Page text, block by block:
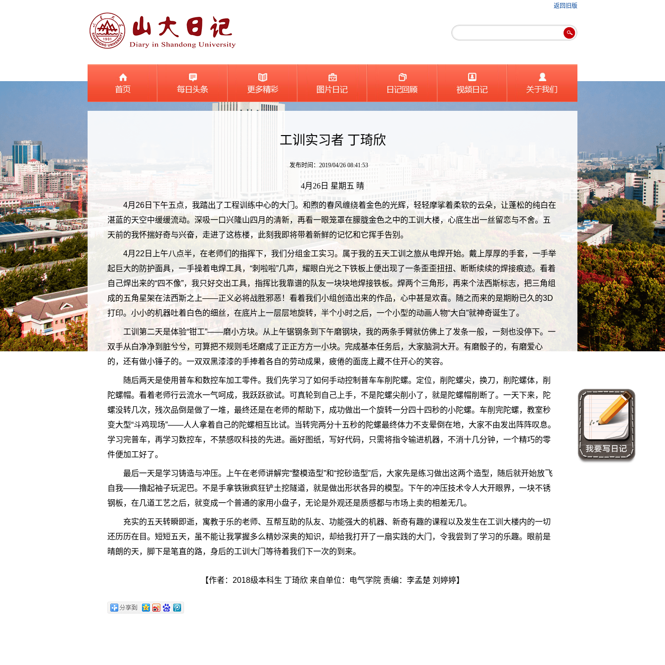
返回旧版
工训实习者 丁琦欣
发布时间：2019/04/26 08:41:53
4月26日 星期五 晴
4月26日下午五点，我踏出了工程训练中心的大门。和煦的春风缠绕着金色的光辉，轻轻摩挲着柔软的云朵，让蓬松的纯白在
湛蓝的天空中缓缓流动。深吸一口兴隆山四月的清新，再看一眼笼罩在朦胧金色之中的工训大楼，心底生出一丝留恋与不舍。五
天前的我怀揣好奇与兴奋，走进了这栋楼，此刻我即将带着新鲜的记忆和它挥手告别。
4月22日上午八点半，在老师们的指挥下，我们分组金工实习。属于我的五天工训之旅从电焊开始。戴上厚厚的手套，一手举
起巨大的防护面具，一手操着电焊工具，“刺啦啦”几声，耀眼白光之下铁板上便出现了一条歪歪扭扭、断断续续的焊接痕迹。看着
自己焊出来的“四不像”，我只好交出工具，指挥比我靠谱的队友一块块地焊接铁板。焊两个三角形，再来个法西斯标志，把三角组
成的五角星架在法西斯之上——正义必将战胜邪恶！看着我们小组创造出来的作品，心中甚是欢喜。随之而来的是期盼已久的3D
打印。小小的机器吐着白色的细丝，在底片上一层层地旋转，半个小时之后，一个小型的动画人物“大白”就神奇诞生了。
工训第二天是体验“钳工”——磨小方块。从上午锯钢条到下午磨钢块，我的两条手臂就仿佛上了发条一般，一刻也没停下。一
双手从白净净到脏兮兮，可算把不规则毛坯磨成了正正方方一小块。完成基本任务后，大家脑洞大开。有磨骰子的，有磨爱心
的，还有做小锤子的。一双双黑漆漆的手捧着各自的劳动成果，疲倦的面庞上藏不住开心的笑容。
随后两天是使用普车和数控车加工零件。我们先学习了如何手动控制普车车削陀螺。定位，削陀螺尖，换刀，削陀螺体，削
陀螺帽。看着老师行云流水一气呵成，我跃跃欲试。可真轮到自己上手，不是陀螺尖削小了，就是陀螺帽削断了。一天下来，陀
螺没转几次，残次品倒是做了一堆，最终还是在老师的帮助下，成功做出一个旋转一分四十四秒的小陀螺。车削完陀螺，教室秒
变大型“斗鸡现场”——人人拿着自己的陀螺相互比试。当转完两分十五秒的陀螺最终体力不支晕倒在地，大家不由发出阵阵叹息。
学习完普车，再学习数控车，不禁感叹科技的先进。画好图纸，写好代码，只需将指令输进机器，不消十几分钟，一个精巧的零
件便加工好了。
最后一天是学习铸造与冲压。上午在老师讲解完“整模造型”和“挖砂造型”后，大家先是练习做出这两个造型，随后就开始放飞
自我——撸起袖子玩泥巴。不是手拿铁锹疯狂铲土挖隧道，就是做出形状各异的模型。下午的冲压技术令人大开眼界，一块不锈
钢板，在几道工艺之后，就变成一个普通的家用小盘子，无论是外观还是质感都与市场上卖的相差无几。
充实的五天转瞬即逝，寓教于乐的老师、互帮互助的队友、功能强大的机器、新奇有趣的课程以及发生在工训大楼内的一切
还历历在目。短短五天，虽不能让我掌握多么精妙深奥的知识，却给我打开了一扇实践的大门，令我尝到了学习的乐趣。眼前是
晴朗的天，脚下是笔直的路，身后的工训大门等待着我们下一次的到来。
【作者：2018级本科生 丁琦欣 来自单位：电气学院 责编：李孟楚 刘婷婷】